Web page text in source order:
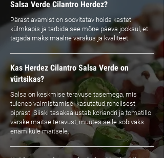
Salsa Verde Cilantro Herdez?
Pärast avamist on soovitatav hoida kastet
külmkapis ja tarbida see mõne päeva jooksul, et
tagada maksimaalne värskus ja kvaliteet.
Kas Herdez Cilantro Salsa Verde on
vürtsikas?
Salsa on keskmise teravuse tasemega, mis
tuleneb valmistamisel kasutatud rohelisest
piprast. Siiski tasakaalustab koriandri ja tomatillo
värske maitse teravust, muutes selle sobivaks
enamikule maitsele.